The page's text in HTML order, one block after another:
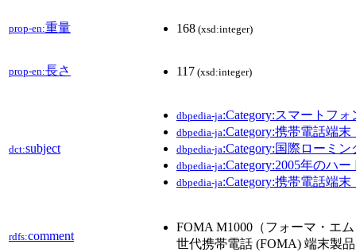
prop-en:重量 168 (xsd:integer)
prop-en:長さ 117 (xsd:integer)
dct:subject
dbpedia-ja:Category:スマートフォ
dbpedia-ja:Category:携帯電話端
dbpedia-ja:Category:国際ローミ
dbpedia-ja:Category:2005年のハ
dbpedia-ja:Category:携帯電話端
rdfs:comment
FOMA M1000（フォーマ・エ
世代携帯電話 (FOMA) 端末製